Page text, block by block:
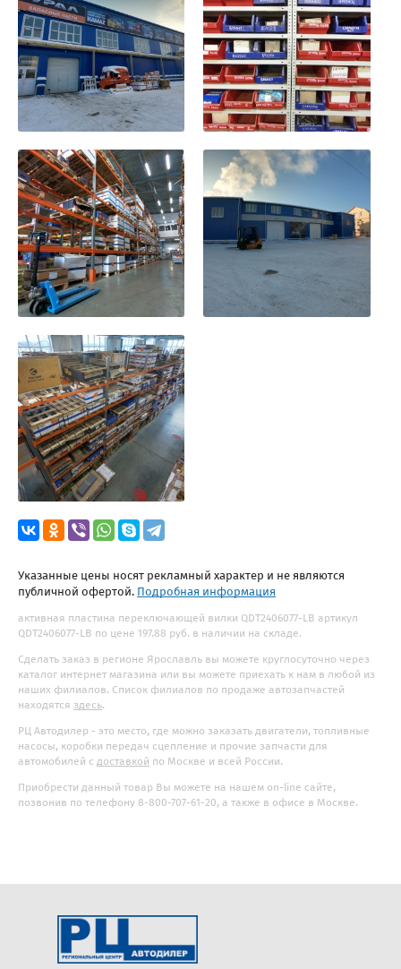
Указанные цены носят рекламный характер и не являются
публичной офертой. Подробная информация
активная пластина переключающей вилки QDT2406077-LB артикул
QDT2406077-LB по цене 197.88 руб. в наличии на складе.
Сделать заказ в регионе Ярославль вы можете круглосуточно через
каталог интернет магазина или вы можете приехать к нам в любой из
наших филиалов. Список филиалов по продаже автозапчастей
находятся здесь.
РЦ Автодилер - это место, где можно заказать двигатели, топливные
насосы, коробки передач сцепление и прочие запчасти для
автомобилей с доставкой по Москве и всей России.
Приобрести данный товар Вы можете на нашем on-line сайте,
позвонив по телефону 8-800-707-61-20, а также в офисе в Москве.